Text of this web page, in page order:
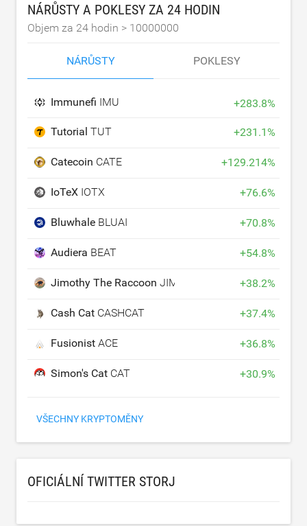
NÁRŮSTY A POKLESY ZA 24 HODIN
Objem za 24 hodin > 10000000
NÁRŮSTY POKLESY
Immunefi IMU +283.8%
Tutorial TUT +231.1%
Catecoin CATE +129.214%
IoTeX IOTX +76.6%
Bluwhale BLUAI +70.8%
Audiera BEAT +54.8%
Jimothy The Raccoon JIMOTHY +38.2%
Cash Cat CASHCAT +37.4%
Fusionist ACE +36.8%
Simon's Cat CAT +30.9%
VŠECHNY KRYPTOMĚNY
OFICIÁLNÍ TWITTER STORJ